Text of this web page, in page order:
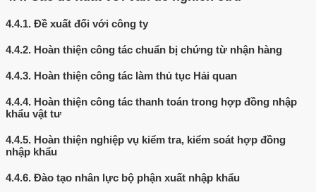
4.4.1. Đề xuất đối với công ty
4.4.2. Hoàn thiện công tác chuẩn bị chứng từ nhận hàng
4.4.3. Hoàn thiện công tác làm thủ tục Hải quan
4.4.4. Hoàn thiện công tác thanh toán trong hợp đồng nhập
khẩu vật tư
4.4.5. Hoàn thiện nghiệp vụ kiểm tra, kiểm soát hợp đồng
nhập khẩu
4.4.6. Đào tạo nhân lực bộ phận xuất nhập khẩu